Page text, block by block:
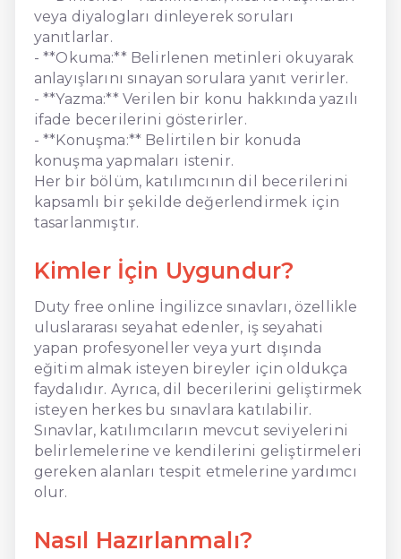
veya diyalogları dinleyerek soruları
yanıtlarlar.
- **Okuma:** Belirlenen metinleri okuyarak
anlayışlarını sınayan sorulara yanıt verirler.
- **Yazma:** Verilen bir konu hakkında yazılı
ifade becerilerini gösterirler.
- **Konuşma:** Belirtilen bir konuda
konuşma yapmaları istenir.
Her bir bölüm, katılımcının dil becerilerini
kapsamlı bir şekilde değerlendirmek için
tasarlanmıştır.
Kimler İçin Uygundur?
Duty free online İngilizce sınavları, özellikle
uluslararası seyahat edenler, iş seyahati
yapan profesyoneller veya yurt dışında
eğitim almak isteyen bireyler için oldukça
faydalıdır. Ayrıca, dil becerilerini geliştirmek
isteyen herkes bu sınavlara katılabilir.
Sınavlar, katılımcıların mevcut seviyelerini
belirlemelerine ve kendilerini geliştirmeleri
gereken alanları tespit etmelerine yardımcı
olur.
Nasıl Hazırlanmalı?